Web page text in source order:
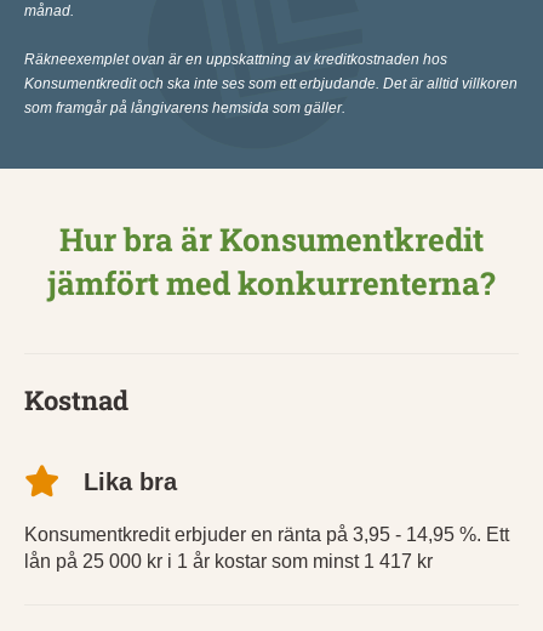
månad.
Räkneexemplet ovan är en uppskattning av kreditkostnaden hos
Konsumentkredit och ska inte ses som ett erbjudande. Det är alltid villkoren
som framgår på långivarens hemsida som gäller.
Hur bra är Konsumentkredit
jämfört med konkurrenterna?
Kostnad
Lika bra
Konsumentkredit erbjuder en ränta på 3,95 - 14,95 %. Ett
lån på 25 000 kr i 1 år kostar som minst 1 417 kr